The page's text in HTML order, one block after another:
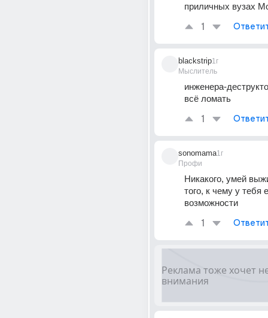
приличных вузах
1
blackstrip
Мыслитель
1г
инженера-
всё ломать
1
sonomama
Профи
1г
Никакого, умей
того, к чему у тебя
возможности
1